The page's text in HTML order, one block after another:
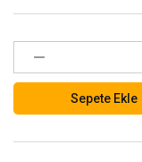
Sepete Ekle